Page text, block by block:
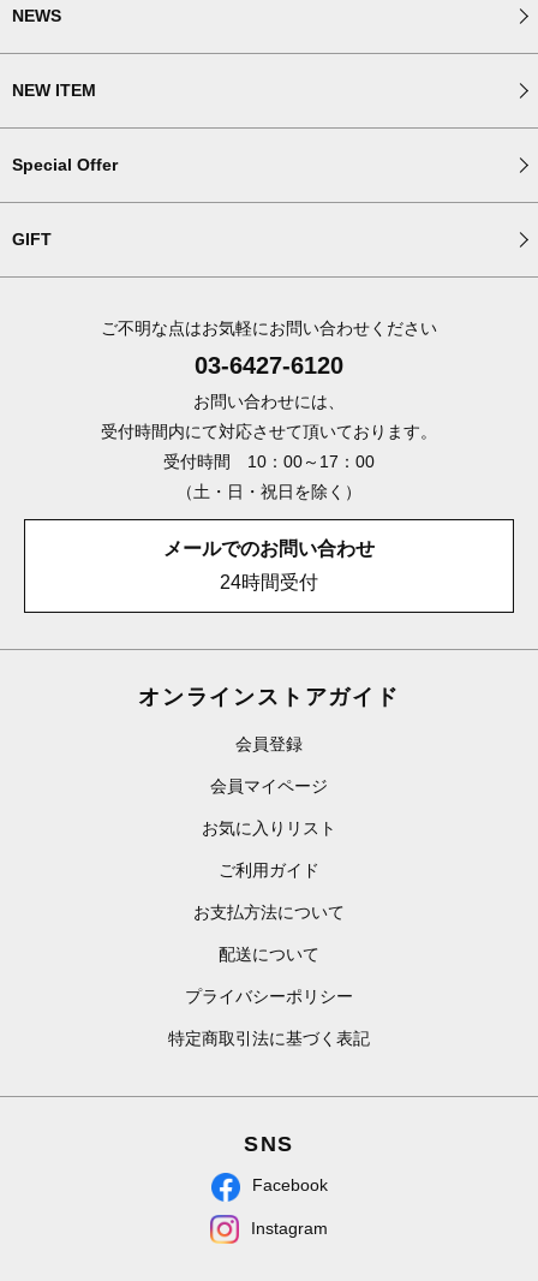
NEWS
NEW ITEM
Special Offer
GIFT
ご不明な点はお気軽にお問い合わせください
03-6427-6120
お問い合わせには、
受付時間内にて対応させて頂いております。
受付時間 10：00～17：00
（土・日・祝日を除く）
メールでのお問い合わせ
24時間受付
オンラインストアガイド
会員登録
会員マイページ
お気に入りリスト
ご利用ガイド
お支払方法について
配送について
プライバシーポリシー
特定商取引法に基づく表記
SNS
Facebook
Instagram